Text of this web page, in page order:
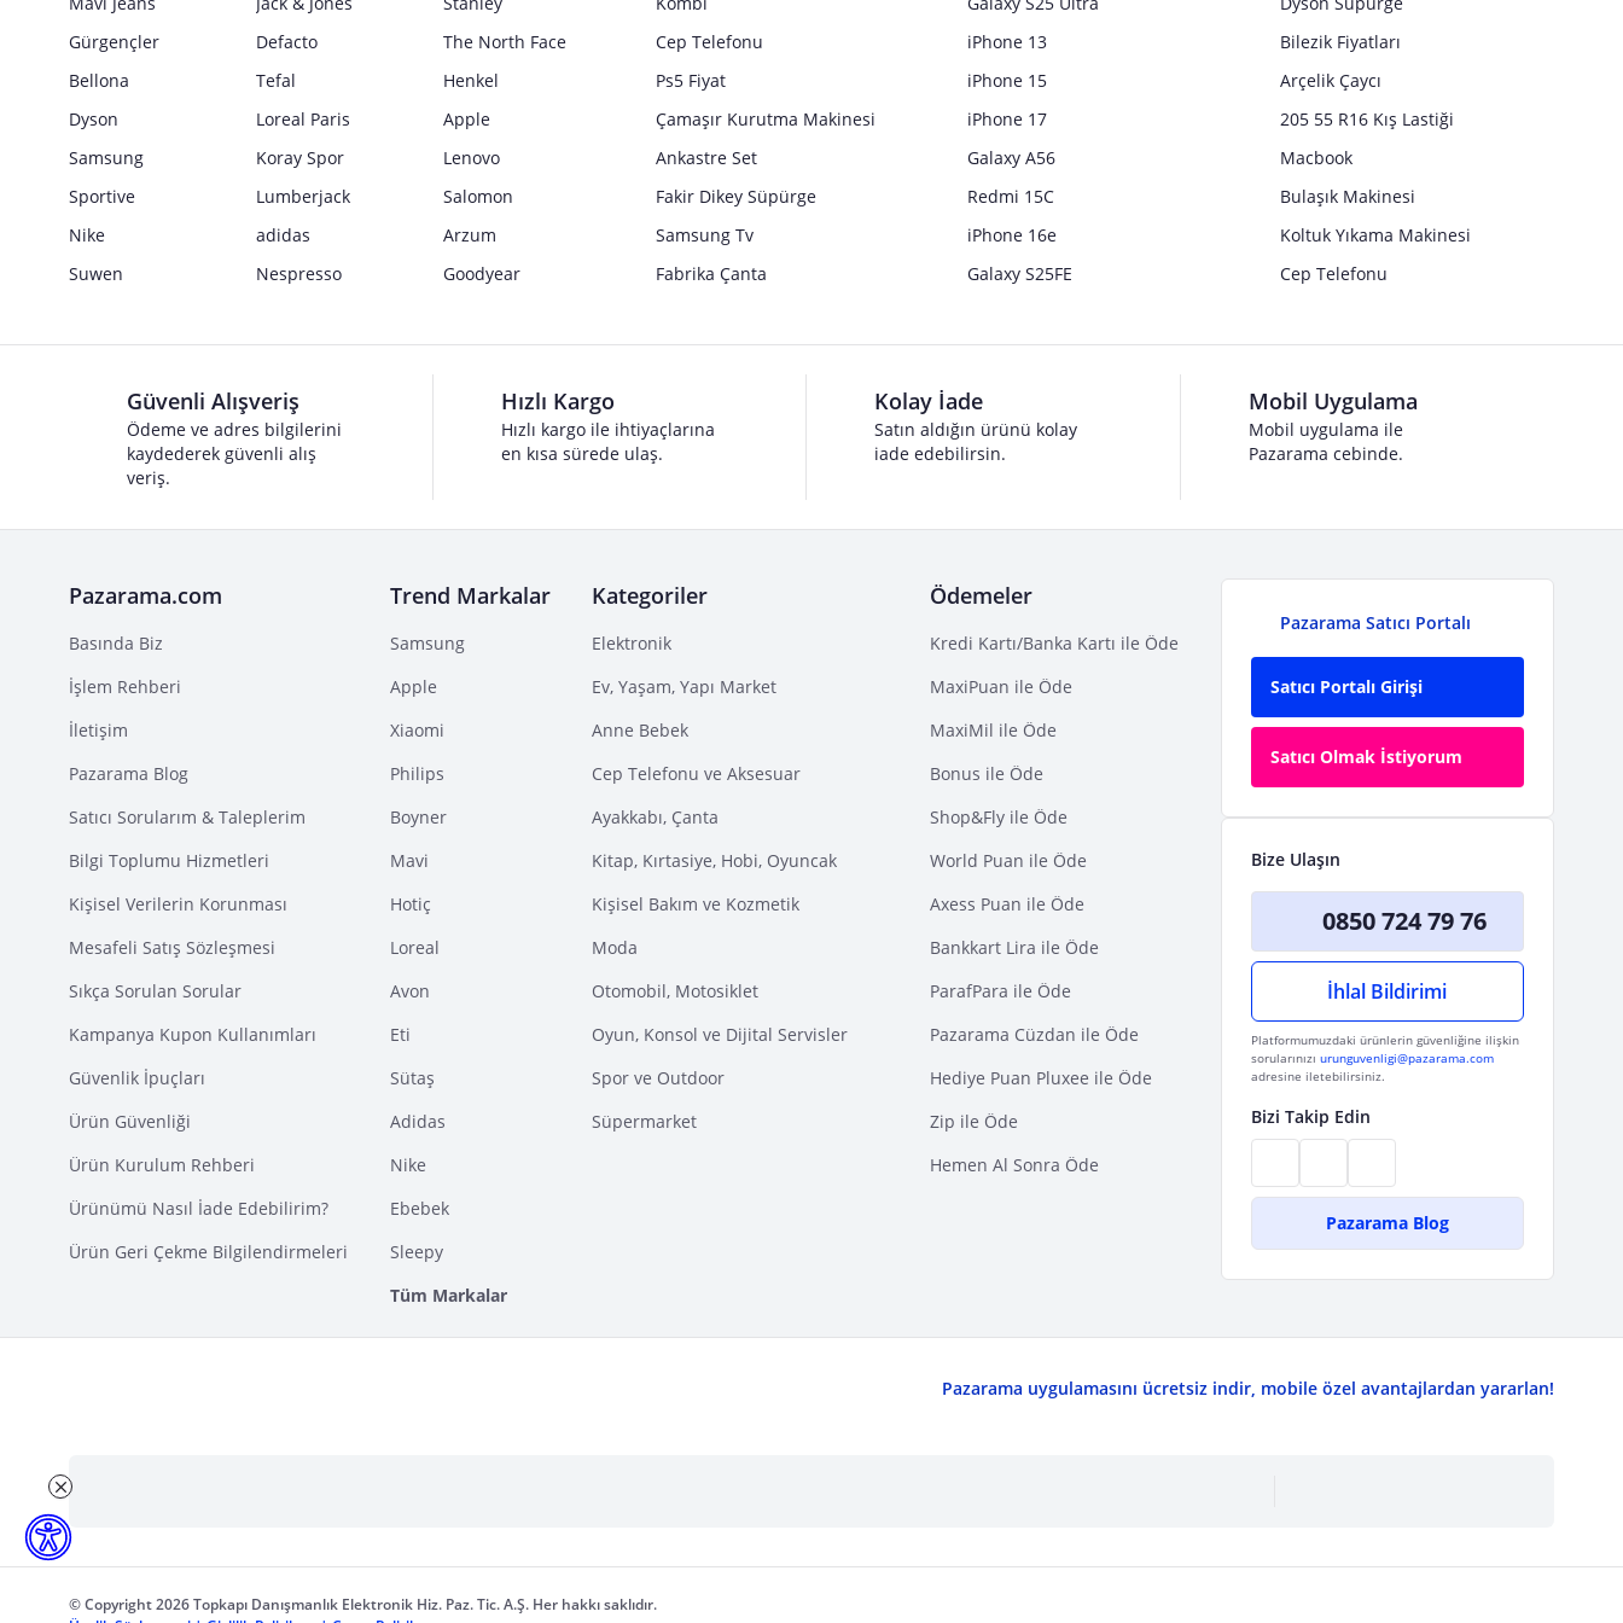
Gürgençler
Defacto
The North Face
Bellona
Tefal
Henkel
Dyson
Loreal Paris
Apple
Samsung
Koray Spor
Lenovo
Sportive
Lumberjack
Salomon
Nike
adidas
Arzum
Suwen
Nespresso Goodyear
Cep Telefonu
Ps5 Fiyat
Çamaşır Kurutma Makinesi
Ankastre Set
Fakir Dikey Süpürge
Samsung Tv
Fabrika Çanta
iPhone 13
iPhone 15
iPhone 17
Galaxy A56
Redmi 15C
iPhone 16e
Galaxy S25FE
Bilezik Fiyatları
Arçelik Çaycı
205 55 R16 Kış Lastiği
Macbook
Bulaşık Makinesi
Koltuk Yıkama Makinesi
Cep Telefonu
Güvenli Alışveriş
Ödeme ve adres bilgilerini
kaydederek güvenli alış
veriş.
Hızlı Kargo
Hızlı kargo ile ihtiyaçlarına
en kısa sürede ulaş.
Kolay İade
Satın aldığın ürünü kolay
iade edebilirsin.
Mobil Uygulama
Mobil uygulama ile
Pazarama cebinde.
Pazarama.com
Basında Biz
İşlem Rehberi
İletişim
Pazarama Blog
Satıcı Sorularım & Taleplerim
Bilgi Toplumu Hizmetleri
Kişisel Verilerin Korunması
Mesafeli Satış Sözleşmesi
Sıkça Sorulan Sorular
Kampanya Kupon Kullanımları
Güvenlik İpuçları
Ürün Güvenliği
Ürün Kurulum Rehberi
Ürünümü Nasıl İade Edebilirim?
Ürün Geri Çekme Bilgilendirmeleri
Trend Markalar
Samsung
Apple
Xiaomi
Philips
Boyner
Mavi
Hotiç
Loreal
Avon
Eti
Sütaş
Adidas
Nike
Ebebek
Sleepy
Tüm Markalar
Kategoriler
Elektronik
Ev, Yaşam, Yapı Market
Anne Bebek
Cep Telefonu ve Aksesuar
Ayakkabı, Çanta
Kitap, Kırtasiye, Hobi, Oyuncak
Kişisel Bakım ve Kozmetik
Moda
Otomobil, Motosiklet
Oyun, Konsol ve Dijital Servisler
Spor ve Outdoor
Süpermarket
Ödemeler
Kredi Kartı/Banka Kartı ile Öde
MaxiPuan ile Öde
MaxiMil ile Öde
Bonus ile Öde
Shop&Fly ile Öde
World Puan ile Öde
Axess Puan ile Öde
Bankkart Lira ile Öde
ParafPara ile Öde
Pazarama Cüzdan ile Öde
Hediye Puan Pluxee ile Öde
Zip ile Öde
Hemen Al Sonra Öde
Pazarama Satıcı Portalı
Satıcı Portalı Girişi
Satıcı Olmak İstiyorum
Bize Ulaşın
0850 724 79 76
İhlal Bildirimi
Platformumuzdaki ürünlerin güvenliğine ilişkin
sorularınızı urunguvenligi@pazarama.com
adresine iletebilirsiniz.
Bizi Takip Edin
Pazarama Blog
Pazarama uygulamasını ücretsiz indir, mobile özel avantajlardan yararlan!
© Copyright 2026 Topkapı Danışmanlık Elektronik Hiz. Paz. Tic. A.Ş. Her hakkı saklıdır.